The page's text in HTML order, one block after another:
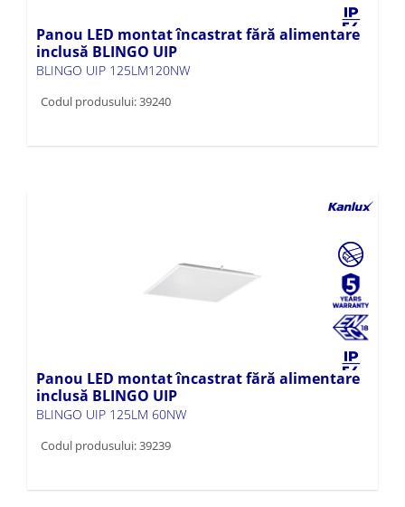
Panou LED montat încastrat fără alimentare
inclusă BLINGO UIP
BLINGO UIP 125LM120NW
Codul produsului: 39240
Panou LED montat încastrat fără alimentare
inclusă BLINGO UIP
BLINGO UIP 125LM 60NW
Codul produsului: 39239